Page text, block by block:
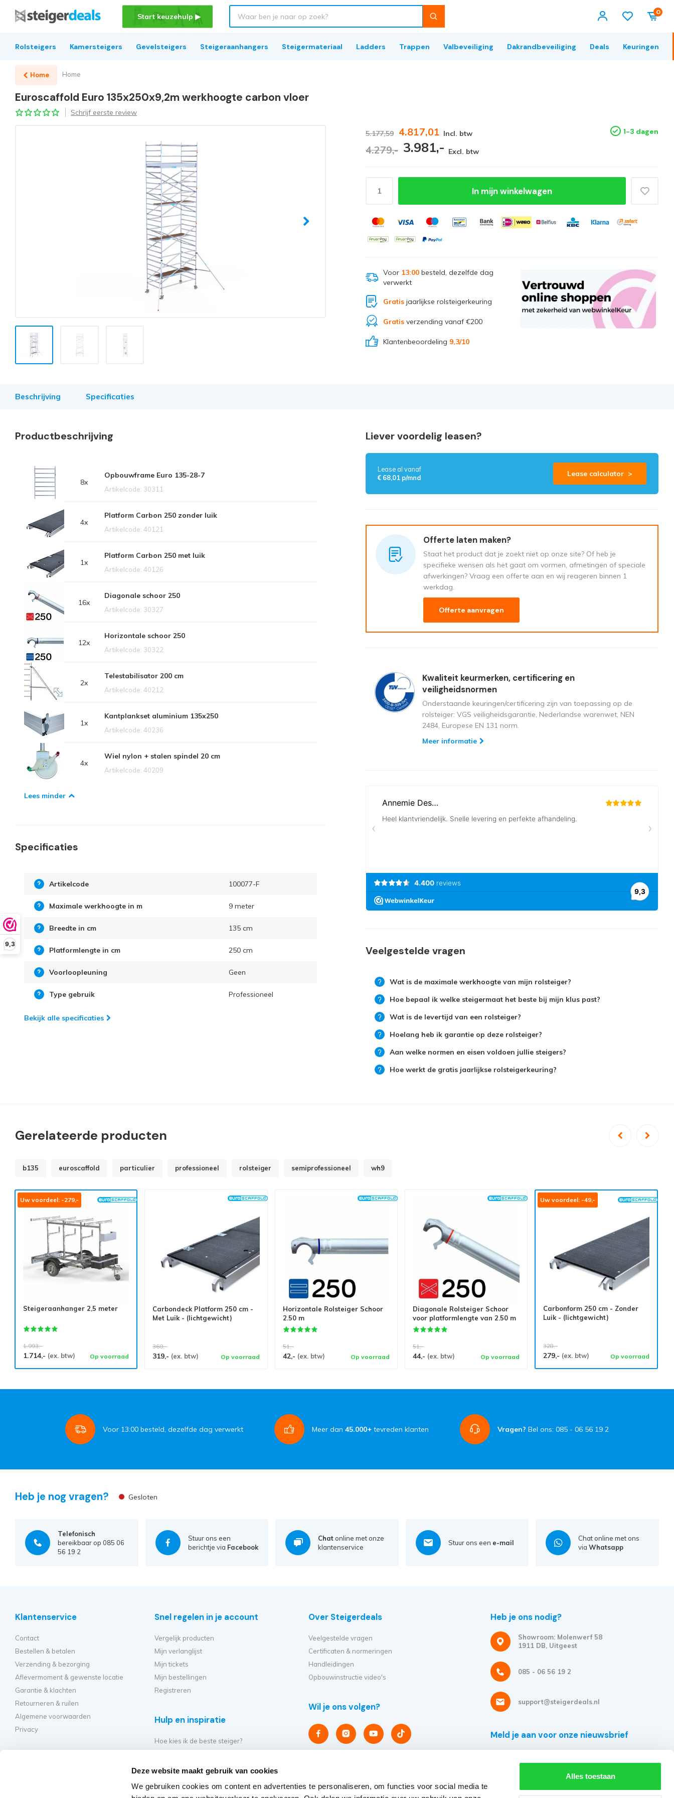
Deze website maakt gebruik van cookies
We gebruiken cookies om content en advertenties te personaliseren, om functies voor social media te
Alles toestaan
9,3
Start keuzehulp ▶ 0
Rolsteigers Kamersteigers Gevelsteigers Steigeraanhangers Steigermateriaal Ladders Trappen Valbeveiliging Dakrandbeveiliging Deals Keuringen
Home Home
Euroscaffold Euro 135x250x9,2m werkhoogte carbon vloer
Schrijf eerste review
5.177,59 4.817,01 Incl. btw
4.279,- 3.981,- Excl. btw
1-3 dagen
In mijn winkelwagen
Voor 13:00 besteld, dezelfde dag
verwerkt
Gratis jaarlijkse rolsteigerkeuring
Gratis verzending vanaf €200
Klantenbeoordeling 9,3/10
Beschrijving Specificaties
Productbeschrijving
8x
Opbouwframe Euro 135-28-7
Artikelcode: 30311
4x
Platform Carbon 250 zonder luik
Artikelcode: 40121
1x
Platform Carbon 250 met luik
Artikelcode: 40126
16x
Diagonale schoor 250
Artikelcode: 30327
12x
Horizontale schoor 250
Artikelcode: 30322
2x
Telestabilisator 200 cm
Artikelcode: 40212
1x
Kantplankset aluminium 135x250
Artikelcode: 40236
4x
Wiel nylon + stalen spindel 20 cm
Artikelcode: 40209
Lees minder
Specificaties
Artikelcode 100077-F
Maximale werkhoogte in m 9 meter
Breedte in cm 135 cm
Platformlengte in cm 250 cm
Voorloopleuning Geen
Type gebruik Professioneel
Bekijk alle specificaties
Liever voordelig leasen?
Lease al vanaf
€ 68,01 p/mnd
Lease calculator >
Offerte laten maken?
Staat het product dat je zoekt niet op onze site? Of heb je
specifieke wensen als het gaat om vormen, afmetingen of speciale
afwerkingen? Vraag een offerte aan en wij reageren binnen 1
werkdag.
Offerte aanvragen
Kwaliteit keurmerken, certificering en
veiligheidsnormen
Onderstaande keuringen/certificering zijn van toepassing op de
rolsteiger: VGS veiligheidsgarantie, Nederlandse warenwet, NEN
2484, Europese EN 131 norm.
Meer informatie
Veelgestelde vragen
Wat is de maximale werkhoogte van mijn rolsteiger?
Hoe bepaal ik welke steigermaat het beste bij mijn klus past?
Wat is de levertijd van een rolsteiger?
Hoelang heb ik garantie op deze rolsteiger?
Aan welke normen en eisen voldoen jullie steigers?
Hoe werkt de gratis jaarlijkse rolsteigerkeuring?
Gerelateerde producten
b135 euroscaffold particulier professioneel rolsteiger semiprofessioneel wh9
Uw voordeel: -279,-
Steigeraanhanger 2,5 meter
1.993,-
1.714,- (ex. btw) Op voorraad
Carbondeck Platform 250 cm -
Met Luik - (lichtgewicht)
360,-
319,- (ex. btw) Op voorraad
Horizontale Rolsteiger Schoor
2.50 m
51,-
42,- (ex. btw) Op voorraad
Diagonale Rolsteiger Schoor
voor platformlengte van 2.50 m
51,-
44,- (ex. btw) Op voorraad
Uw voordeel: -49,-
Carbonform 250 cm - Zonder
Luik - (lichtgewicht)
328,-
279,- (ex. btw) Op voorraad
Voor 13:00 besteld, dezelfde dag verwerkt Meer dan 45.000+ tevreden klanten Vragen? Bel ons: 085 - 06 56 19 2
Heb je nog vragen? Gesloten
Telefonisch
bereikbaar op 085 06
56 19 2
Stuur ons een
berichtje via Facebook
Chat online met onze
klantenservice
Stuur ons een e-mail
Chat online met ons
viaWhatsapp
Klantenservice
Contact
Bestellen & betalen
Verzending & bezorging
Aflevermoment & gewenste locatie
Garantie & klachten
Retourneren & ruilen
Algemene voorwaarden
Privacy
Snel regelen in je account
Vergelijk producten
Mijn verlanglijst
Mijn tickets
Mijn bestellingen
Registreren
Hulp en inspiratie
Hoe kies ik de beste steiger?
Hoe bouw ik mijn steiger op?
Over Steigerdeals
Veelgestelde vragen
Certificaten & normeringen
Handleidingen
Opbouwinstructie video's
Wil je ons volgen?
Heb je ons nodig?
Showroom: Molenwerf 58
1911 DB, Uitgeest
085 - 06 56 19 2
support@steigerdeals.nl
Meld je aan voor onze nieuwsbrief